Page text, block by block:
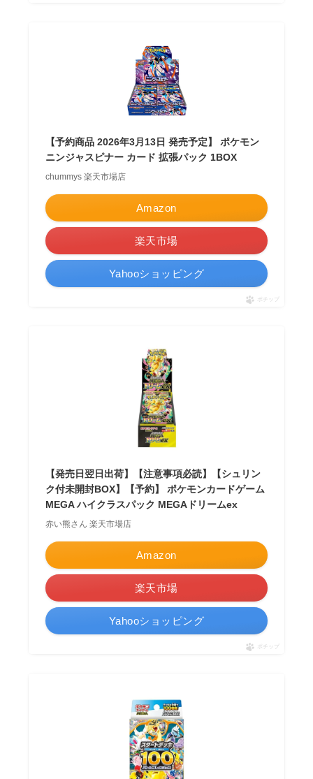
【予約商品 2026年3月13日 発売予定】 ポケモン
ニンジャスピナー カード 拡張パック 1BOX
chummys 楽天市場店
Amazon
楽天市場
Yahooショッピング
ポチップ
【発売日翌日出荷】【注意事項必読】【シュリン
ク付未開封BOX】【予約】 ポケモンカードゲーム
MEGA ハイクラスパック MEGAドリームex
赤い熊さん 楽天市場店
Amazon
楽天市場
Yahooショッピング
ポチップ